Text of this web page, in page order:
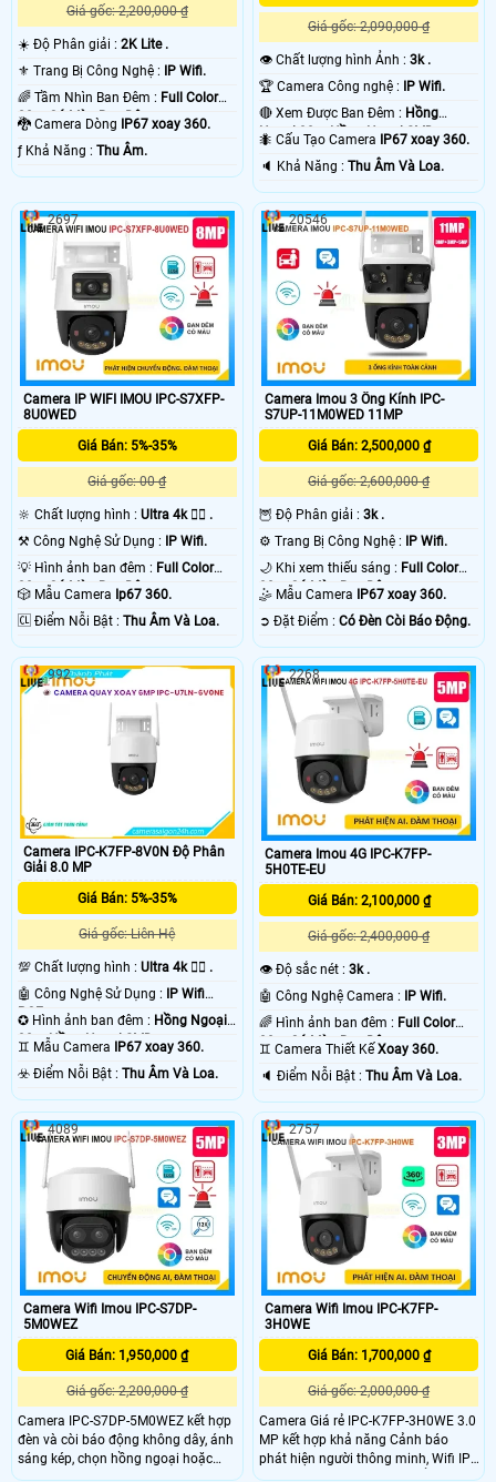
Giá gốc: 2,200,000 ₫
☀️ Độ Phân giải : 2K Lite .
⚜️ Trang Bị Công Nghệ : IP Wifi.
🌈 Tầm Nhìn Ban Đêm : Full Color
20m Có Màu Ban Ðêm.
🐉️ Camera Dòng IP67 xoay 360.
️ƒ Khả Năng : Thu Âm.
Giá gốc: 2,090,000 ₫
👁 Chất lượng hình Ảnh :3k .
🏆 Camera Công nghệ : IP Wifi.
🔴 Xem Được Ban Đêm : Hồng
Ngoại 30m Hồng Ngoại SMD.
🐜 Cấu Tạo Camera IP67 xoay 360.
️🔈 Khả Năng :Thu Âm Và Loa.
Camera IP WIFI IMOU IPC-S7XFP-
8U0WED
Giá Bán: 5%-35%
Giá gốc: 00 ₫
🔆 Chất lượng hình : Ultra 4k 👍🏾 .
⚒ Công Nghệ Sử Dụng :
IP Wifi.
💡 Hình ảnh ban đêm : Full Color
30m Có Màu Ban Ðêm.
🎲 Mẫu Camera Ip67 360.
️🆑 Điểm Nỗi Bật : Thu Âm Và Loa.
2697
Camera Imou 3 Ống Kính IPC-
S7UP-11M0WED 11MP
Giá Bán: 2,500,000 ₫
Giá gốc: 2,600,000 ₫
🦉 Độ Phân giải :3k .
⚙ Trang Bị Công Nghệ :
IP Wifi.
🌙 Khi xem thiếu sáng : Full Color
30m Có Màu Ban Ðêm.
🤹 Mẫu Camera
IP67 xoay 360.
️➲ Đặt Điểm :Có Ðèn Còi Báo Động.
20546
Camera IPC-K7FP-8V0N Độ Phân
Giải 8.0 MP
Giá Bán: 5%-35%
Giá gốc: Liên Hệ
💯 Chất lượng hình : Ultra 4k 👍🏾 .
🤖️ Công Nghệ Sử Dụng :
IP Wifi
POE.
✪ Hình ảnh ban đêm : Hồng Ngoại
30m Hồng Ngoại SMD.
♊ Mẫu Camera
IP67 xoay 360.
️☣️ Điểm Nỗi Bật : Thu Âm Và Loa.
992
Camera Imou 4G IPC-K7FP-
5H0TE-EU
Giá Bán: 2,100,000 ₫
Giá gốc: 2,400,000 ₫
👁 Độ sắc nét :3k .
🤖️ Công Nghệ Camera :
IP Wifi.
🌈 Hình ảnh ban đêm : Full Color
30m Có Màu Ban Ðêm.
♊ Camera Thiết KếXoay 360.
️🔈 Điểm Nỗi Bật :Thu Âm Và Loa.
2268
Camera Wifi Imou IPC-S7DP-
5M0WEZ
Giá Bán: 1,950,000 ₫
Giá gốc: 2,200,000 ₫
Camera IPC-S7DP-5M0WEZ kết hợp
đèn và còi báo động không dây, ánh
sáng kép, chọn hồng ngoại hoặc
đèn chiếu sáng. Chất lượng hình
4089
Camera Wifi Imou IPC-K7FP-
3H0WE
Giá Bán: 1,700,000 ₫
Giá gốc: 2,000,000 ₫
Camera Giá rẻ IPC-K7FP-3H0WE 3.0
MP kết hợp khả năng Cảnh báo
phát hiện người thông minh, Wifi IP,
Còi & nháy đèn khi có chuyển động,
2757